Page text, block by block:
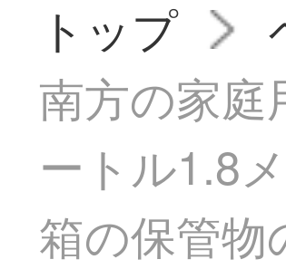
トップ
南方の家庭
ートル1.8
箱の保管